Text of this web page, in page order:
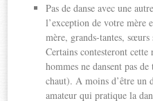
Pas de danse avec une
l’exception de votre mère
mère, grands-tantes, sœurs
Certains contesteront
hommes ne dansent pas
chaut). A moins d’être un
amateur qui pratique la